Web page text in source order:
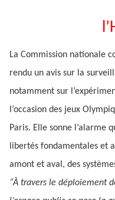
La Commission nationale
rendu un avis sur la
notamment sur
l’occasion des jeux
Paris. Elle sonne l’alarme
libertés fondamentales et
amont et aval, des
“À travers le déploiement